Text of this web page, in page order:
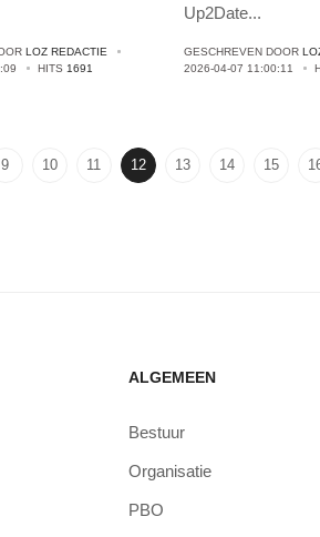
LOZ REDACTIE
HITS1691
Up2Date...
GESCHREVEN DOOR
2026-04-07 11:00:11
9 10 11 12 13 14 15
ALGEMEEN
Bestuur
Organisatie
PBO